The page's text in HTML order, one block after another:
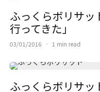
ふっくらボリサッ
行ってきた」
03/01/2016 · 1 min read
ふっくらボリサッ